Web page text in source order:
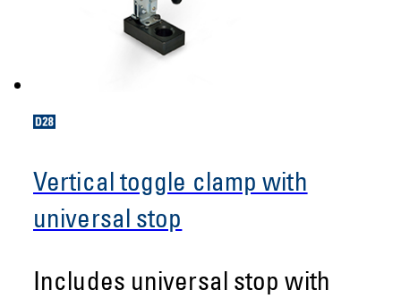
Vertical toggle clamp with
universal stop
Includes universal stop with